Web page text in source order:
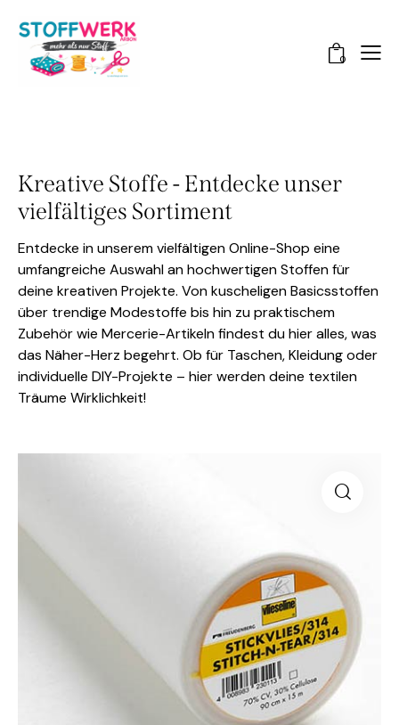
0
Kreative Stoffe - Entdecke unser
vielfältiges Sortiment
Entdecke in unserem vielfältigen Online-Shop eine
umfangreiche Auswahl an hochwertigen Stoffen für
deine kreativen Projekte. Von kuscheligen Basicsstoffen
über trendige Modestoffe bis hin zu praktischem
Zubehör wie Mercerie-Artikeln findest du hier alles, was
das Näher-Herz begehrt. Ob für Taschen, Kleidung oder
individuelle DIY-Projekte – hier werden deine textilen
Träume Wirklichkeit!